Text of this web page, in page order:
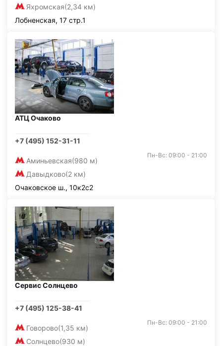
Яхромская(2,34 км)
Лобненская, 17 стр.1
АТЦ Очаково
+7 (495) 152-31-11
Аминьевская(980 м)
Давыдково(2 км)
Пн-Вс: 09:00 - 21:00
Очаковское ш., 10к2с2
Сервис Солнцево
+7 (495) 125-38-41
Говорово(1,35 км)
Солнцево(930 м)
Пн-Вс: 09:00 - 21:00